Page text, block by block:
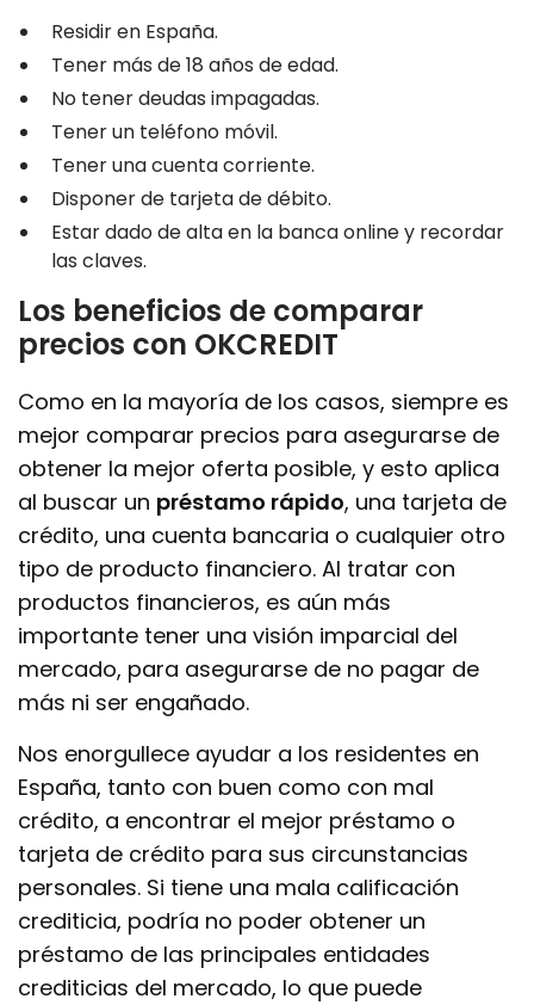
Residir en España.
Tener más de 18 años de edad.
No tener deudas impagadas.
Tener un teléfono móvil.
Tener una cuenta corriente.
Disponer de tarjeta de débito.
Estar dado de alta en la banca online y recordar
las claves.
Los beneficios de comparar
precios con OKCREDIT
Como en la mayoría de los casos, siempre es
mejor comparar precios para asegurarse de
obtener la mejor oferta posible, y esto aplica
al buscar un préstamo rápido, una tarjeta de
crédito, una cuenta bancaria o cualquier otro
tipo de producto financiero. Al tratar con
productos financieros, es aún más
importante tener una visión imparcial del
mercado, para asegurarse de no pagar de
más ni ser engañado.
Nos enorgullece ayudar a los residentes en
España, tanto con buen como con mal
crédito, a encontrar el mejor préstamo o
tarjeta de crédito para sus circunstancias
personales. Si tiene una mala calificación
crediticia, podría no poder obtener un
préstamo de las principales entidades
crediticias del mercado, lo que puede